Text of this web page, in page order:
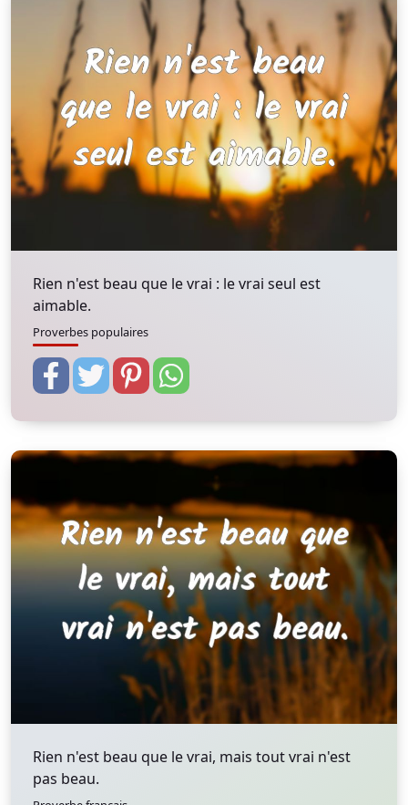
Rien n'est beau que le vrai : le vrai seul est
aimable.
Proverbes populaires
Rien n'est beau que le vrai, mais tout vrai n'est
pas beau.